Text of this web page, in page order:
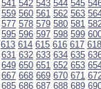
541 542 543 544 545
559 560 561 562 563
577 578 579 580 581
595 596 597 598 599
613 614 615 616 617 618
631 632 633 634 635
649 650 651 652 653
667 668 669 670 671
685 686 687 688 689